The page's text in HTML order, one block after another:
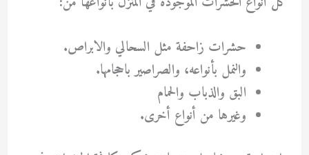
حشرات زاحفة مثل السحالي والابراص.
والنمل بأنواعه، والصراصير باحجامها.
البق والذباب والحمام
وغيرها من أنواع أخرى.